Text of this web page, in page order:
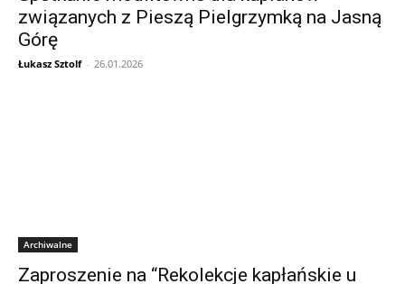
związanych z Pieszą Pielgrzymką na Jasną
Górę
Łukasz Sztolf - 26.01.2026
Archiwalne
Zaproszenie na “Rekolekcje kapłańskie u